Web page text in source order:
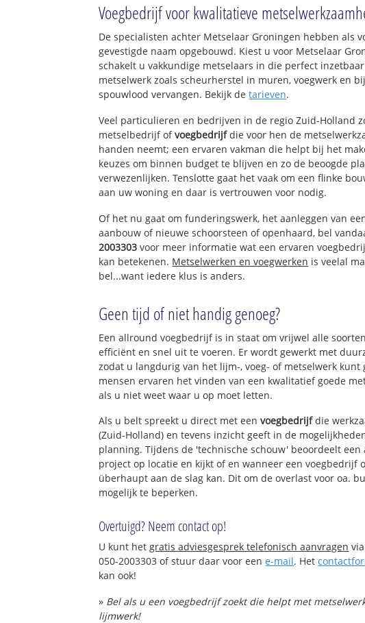
Marewijk
Pancras-West
Pancras-Oost
d'Oude Morsch
Noordvest
Havenwijk-Noord
Havenwijk-Zuid
Molenbuurt
De Waard
Binnenstad-Zuid
Pieterswijk
Academiewijk
Levendaal-West
Levendaal-Oost
Boerhaavedistrict
Pesthuiswijk
Houtkwartier
Raadsherenbuurt
Leeuwenhoek
Bos- en Gasthuisdistrict
Vreewijk
Haagweg-Noord
Gasthuiswijk
Fortuinwijk-Noord
Boshuizen
Haagweg-Zuid
Fortuinwijk-Zuid
Voegbedrijf voor kwalitatieve
De specialisten achter Metselaar Groningen hebben als
gevestigde naam opgebouwd. Kiest u voor Metselaar
schakelt u vakkundige metselaars in die perfect
metselwerk zoals scheurherstel in muren, voegwerk en
spouwlood vervangen. Bekijk detarieven.
Veel particulieren en bedrijven in de regio Zuid-Holland
metselbedrijf ofvoegbedrijfdie voor hen de
handen neemt; een ervaren vakman die helpt bij het
keuzes om binnen budget te blijven en zo de beoogde
verwezenlijken. Tenslotte gaat het vaak om een flinke
aan uw woning en daar is vertrouwen voor nodig.
Of het nu gaat om funderingswerk, het aanleggen van
aanbouw of nieuwe schoorsteen of openhaard, bel
2003303 voor meer informatie wat een ervaren
kan betekenen. Metselwerken en voegwerken is veelal
bel...want iedere klus is anders.
Geen tijd of niet handig genoeg?
Een allround voegbedrijf is in staat om vrijwel alle
efficiënt en snel uit te voeren. Er wordt gewerkt met
zodat u langdurig van het lijm-, voeg- of metselwerk kunt
mensen ervaren het vinden van een kwalitatief goede
als u niet weet waar u op moet letten.
Als u belt spreekt u direct met eenvoegbedrijfdie
(Zuid-Holland) en tevens inzicht geeft in de
planning. Tijdens de 'technische schouw' beoordeelt een
project op locatie en kijkt of en wanneer een voegbedrijf
überhaupt aan de slag kan. Dit om de overlast voor oa.
mogelijk te beperken.
Overtuigd? Neem contact op!
U kunt hetgratis adviesgesprek telefonisch aanvragen
050-2003303 of stuur daar voor eene-mail. Het
kan ook!
» Bel als u een voegbedrijf zoekt die helpt met
lijmwerk!